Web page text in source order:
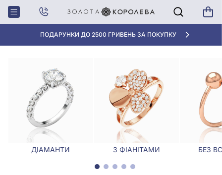
АКЦІЯ ДЛЯ КЛІЄНТІВ "НОВА ПОШТА"
Головна Каблучки Золоті каблучки з цитріном
ЗОЛОТІ КАБЛУЧКИ З ЦИТРІНОМ
ДІАМАНТИ З ФІАНІТАМИ БЕЗ